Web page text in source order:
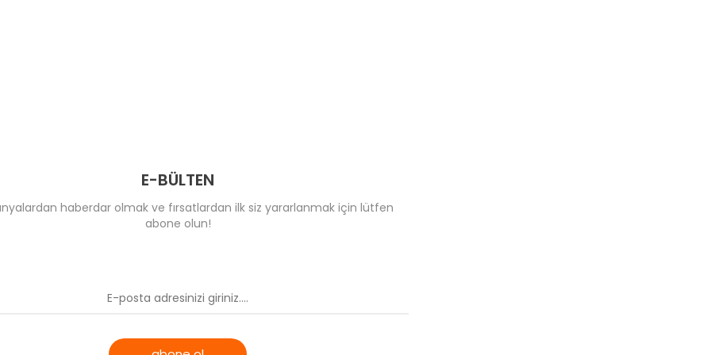
E-BÜLTEN
haberdar olmak ve fırsatlardan ilk siz yararlanmak için lütfen
abone olun!